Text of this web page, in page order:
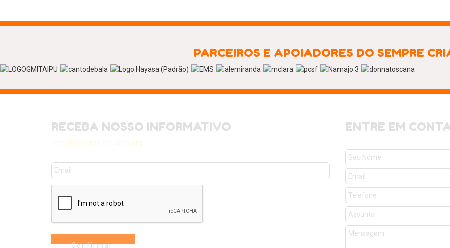
PARCEIROS E APOIADORES DO SEMPRE
RECEBA NOSSO INFORMATIVO
contato@semprecrianca.org
ENTRE EM